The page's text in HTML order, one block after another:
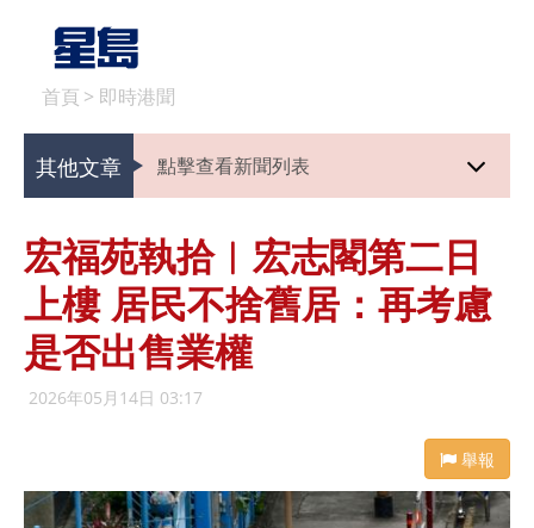
首頁 > 即時港聞
其他文章 點擊查看新聞列表
宏福苑執拾︱宏志閣第二日
上樓 居民不捨舊居：再考慮
是否出售業權
2026年05月14日 03:17
舉報